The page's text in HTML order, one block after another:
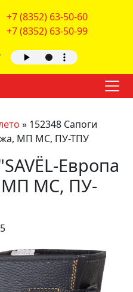
+7 (8352) 63-50-60
+7 (8352) 63-50-99
» 152348 Сапоги
МП МС, ПУ-ТПУ
Европа
МП МС, ПУ-